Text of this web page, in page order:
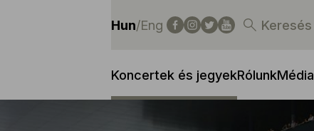
Hun/Eng Keresés
Koncertek és jegyekRólunkMédia